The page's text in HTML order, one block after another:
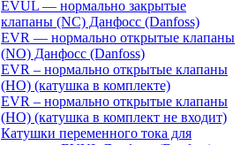
EVUL — нормально закрытые
клапаны (NC) Данфосс (Danfoss)
EVR — нормально открытые клапаны
(NO) Данфосс (Danfoss)
EVR – нормально открытые клапаны
(НО) (катушка в комплекте)
EVR – нормально открытые клапаны
(НО) (катушка в комплект не входит)
Катушки переменного тока для